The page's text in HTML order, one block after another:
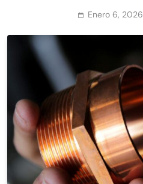
Enero 6, 2026